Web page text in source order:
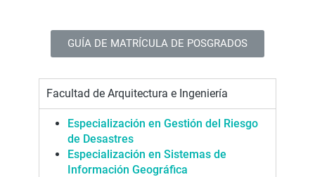
GUÍA DE MATRÍCULA DE POSGRADOS
Facultad de Arquitectura e Ingeniería
Especialización en Gestión del Riesgo
de Desastres
Especialización en Sistemas de
Información Geográfica